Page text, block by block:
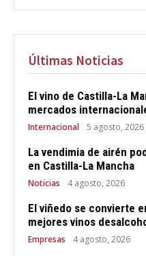
Últimas Noticias
El vino de Castilla-La
mercados
Internacional 5 agosto, 2026
La vendimia de airén
en Castilla-La Mancha
Noticias 4 agosto, 2026
El viñedo se convierte
mejores vinos
Empresas 4 agosto, 2026